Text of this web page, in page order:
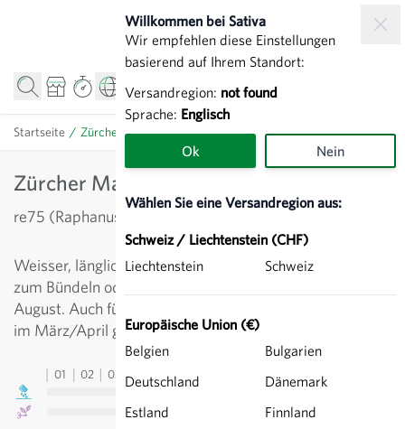
Willkommen bei Sativa
Wir empfehlen diese Einstellungen
basierend auf Ihrem Standort:
Versandregion: not found
Sprache: Englisch
Ok Nein
Wählen Sie eine Versandregion aus:
Schweiz / Liechtenstein (CHF)
Liechtenstein
Schweiz
Europäische Union (€)
Belgien
Bulgarien
Deutschland
Dänemark
Estland
Finnland
Startseite / Zürcher Markt - Rettich
Zürcher Markt - Rettich
re75 (Raphanus sativus)
Weisser, länglicher Vorsommer- und Sommerrettich
zum Bündeln oder als Stückrettich. Aussaat von April bis
August. Auch für den geschützten Anbau mit Aussaat
im März/April geeignet.
01 02 03 05 06 09